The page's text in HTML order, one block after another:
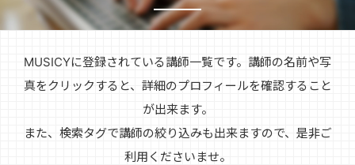
MUSICYに登録されている講師一覧です。講師の名前や写
真をクリックすると、詳細のプロフィールを確認すること
が出来ます。
また、検索タグで講師の絞り込みも出来ますので、是非ご
利用くださいませ。